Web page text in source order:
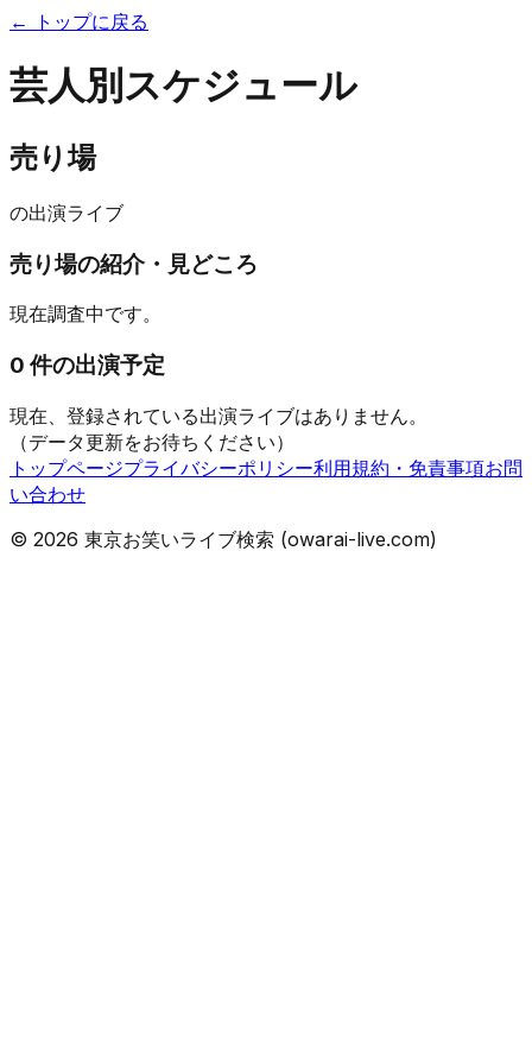
← トップに戻る
芸人別スケジュール
売り場
の出演ライブ
売り場の紹介・見どころ
現在調査中です。
0 件の出演予定
現在、登録されている出演ライブはありません。
（データ更新をお待ちください）
トップページプライバシーポリシー利用規約・免責事項お問
い合わせ
© 2026 東京お笑いライブ検索 (owarai-live.com)